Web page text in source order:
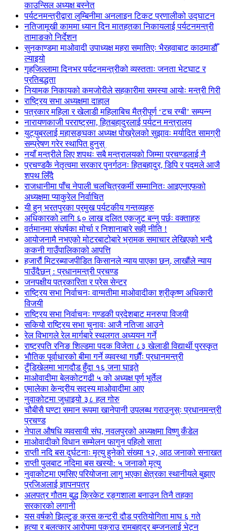
काउन्सिल अध्यक्ष बस्नेत
पर्यटनमन्त्रीद्वारा लुम्बिनीमा अनलाइन टिकट प्रणालीको उद्घाटन
नतिजामूखी काममा ध्यान दिन मातहतका निकायलाई पर्यटनमन्त्री
तामाङको निर्देशन
सुनकाण्डमा मा‌ओवादी उपाध्यक्ष महरा समातिएः भैरहवाबाट काठमाडौँ
ल्याइयो
गृहजिल्लामा दिनभर पर्यटनमन्त्रीको व्यस्तताः जनता भेटघाट र
प्रतिबद्धता
नियामक निकायको कमजोरीले सहकारीमा समस्या आयोः मन्त्री गिरी
राष्ट्रिय सभा अध्यक्षमा दाहाल
पत्रकार महिला र खेलाडी महिलाबिच मैत्रीपूर्ण ‘टच रग्बी’ सम्पन्न
नारायणकाजी परराष्ट्रमा, हितबहादुरलाई पर्यटन मन्त्रालय
युट्युबरलाई महासङ्घका अध्यक्ष पोख्रेलको सुझावः मर्यादित सामग्री
सम्प्रेषण गरेर स्थापित हुनुस्
नयाँ मन्त्रीले लिए शपथः सबै मन्त्रालयको जिम्मा प्रचण्डलाई नै
प्रचण्डकै नेतृत्वमा सरकार पुनर्गठनः हितबहादुर, डिपि र पदमले आजै
शपथ लिँदै
राजधानीमा पाँच नेपाली चलचित्रकर्मी सम्मानितः आइएनएफको
अध्यक्षमा प्याकुरेल निर्वाचित
यी हुन् भरतपुरका प्रमुख पर्यटकीय गन्तव्यहरु
अधिकारको लागि ६० लाख दलित एकजुट बन्नु पर्छः वक्ताहरु
वर्तमानमा संघर्षका मोर्चा र निशानाबारे सही नीति !
आयोजनामै नभएको मोटरबाटोबारे भ्रामक समाचार लेखिएको भन्दै
ककनी गाउँपालिकाको आपत्ति
हजारौं मिटरब्याजपीडित किसानले न्याय पाएका छन्, लाखौंले न्याय
पाउँदैछन् : प्रधानमन्त्री प्रचण्ड
जनपक्षीय पत्रकारिता र प्रेस सेन्टर
राष्ट्रिय सभा निर्वाचनः वाग्मतीमा माओवादीका श्रीकृष्ण अधिकारी
विजयी
राष्ट्रिय सभा निर्वाचनः गण्डकी प्रदेशबाट मनरुपा विजयी
सकियो राष्ट्रिय सभा चुनावः आजै नतिजा आउने
रेल विभागले रेल मार्गबारे स्थलगत अध्ययन गर्ने
राष्ट्रपति रनिङ शिल्डमा पदक विजेता ८३ खेलाडी विद्यार्थी पुरस्कृत
भौतिक पूर्वाधारको बीमा गर्ने व्यवस्था गर्छौंः प्रधानमन्त्री
टुँडिखेलमा भागदौड हुँदा १६ जना घाइते
माओवादीमा बेलकोटगढी ५ को अध्यक्ष पूर्ण भूर्तेल
एमालेका केन्द्रीय सदस्य माओ‌वादीमा आए
नुवाकोटमा जुधाइयो ३८ हल गोरु
चौबीसै घण्टा समान रूपमा खानेपानी उपलब्ध गराउनुस्ः प्रधानमन्त्री
प्रचण्ड
नेपाल औषधि व्यवसायी संघ, नवलपुरको अध्यक्षमा विष्णु कँडेल
माओवादीको विधान सम्मेलन फागुन पहिलो साता
राप्ती नदि बस दुर्घटनाः मृत्यु हुनेको संख्या १२, आठ जनाको सनाखत
राप्ती पुलबाट नदिमा बस खस्यो: ५ जनाको मृत्यु
नुवाकोटमा एमसिए परियोजना लागु भएका क्षेत्रका स्थानीयले बुझाए
प्रजिअलाई ज्ञापनपत्र
अलपत्र गौतम बुद्ध क्रिकेट रङ्गशाला बनाउन तिनै तहका
सरकारको लगानी
यस वर्षको झिल्टुङ क्रस कन्ट्री दौड प्रतियोगिता माघ ६ गते
हत्या र बलत्कार आरोपमा पक्राउ रामबहादुर बम्जनलाई भेट्न